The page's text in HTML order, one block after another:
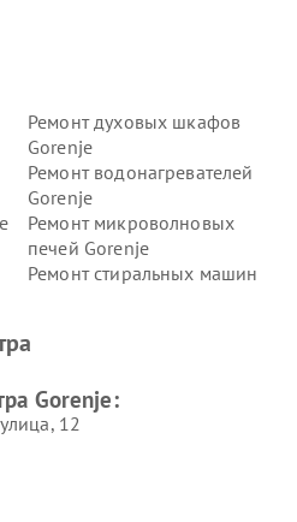
Ремонт духовых шкафов
Gorenje
Ремонт водонагревателей
Gorenje
Ремонт микроволновых
печей Gorenje
Ремонт стиральных машин
Gorenje:
12